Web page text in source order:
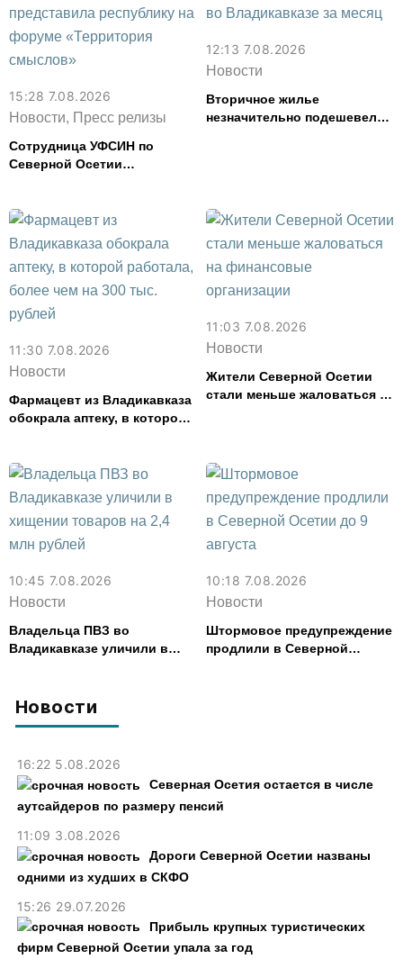
Новости
16:22 5.08.2026
Северная Осетия остается в числе
аутсайдеров по размеру пенсий
11:09 3.08.2026
Дороги Северной Осетии названы
одними из худших в СКФО
15:26 29.07.2026
Прибыль крупных туристических
фирм Северной Осетии упала за год
15:28 7.08.2026
Новости, Пресс релизы
Сотрудница УФСИН по
Северной Осетии
смыслов»
12:13 7.08.2026
Новости
Вторичное жилье
незначительно подешевело
11:30 7.08.2026
Новости
Фармацевт из Владикавказа
обокрала аптеку, в которой
11:03 7.08.2026
Новости
Жители Северной Осетии
стали меньше жаловаться на
10:45 7.08.2026
Новости
Владельца ПВЗ во
Владикавказе уличили в
10:18 7.08.2026
Новости
Штормовое предупреждение
продлили в Северной